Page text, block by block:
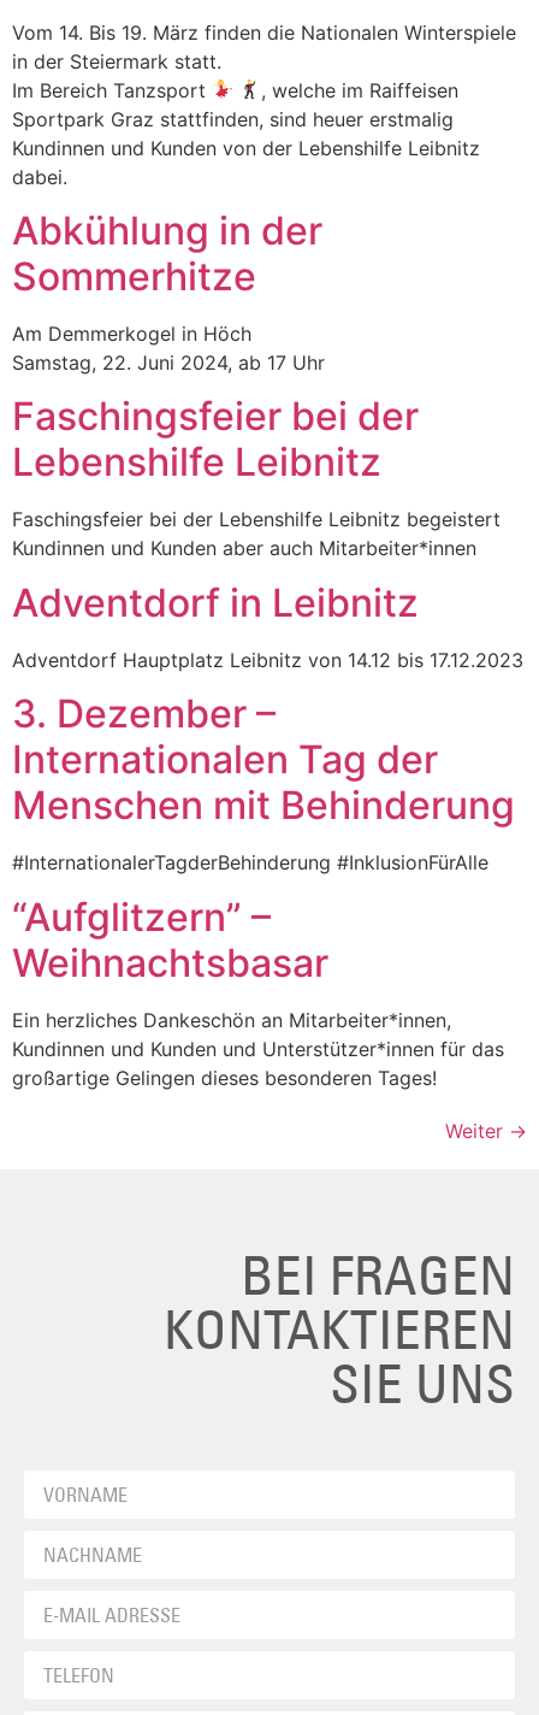
Vom 14. Bis 19. März finden die Nationalen Winterspiele
in der Steiermark statt.
Im Bereich Tanzsport
, welche im Raiffeisen
Sportpark Graz stattfinden, sind heuer erstmalig
Kundinnen und Kunden von der Lebenshilfe Leibnitz
dabei.
Abkühlung in der
Sommerhitze
Am Demmerkogel in Höch
Samstag, 22. Juni 2024, ab 17 Uhr
Faschingsfeier bei der
Lebenshilfe Leibnitz
Faschingsfeier bei der Lebenshilfe Leibnitz begeistert
Kundinnen und Kunden aber auch Mitarbeiter*innen
Adventdorf in Leibnitz
Adventdorf Hauptplatz Leibnitz von 14.12 bis 17.12.2023
3. Dezember –
Internationalen Tag der
Menschen mit Behinderung
#InternationalerTagderBehinderung #InklusionFürAlle
“Aufglitzern” –
Weihnachtsbasar
Ein herzliches Dankeschön an Mitarbeiter*innen,
Kundinnen und Kunden und Unterstützer*innen für das
großartige Gelingen dieses besonderen Tages!
Weiter →
BEI FRAGEN
KONTAKTIEREN
SIE UNS